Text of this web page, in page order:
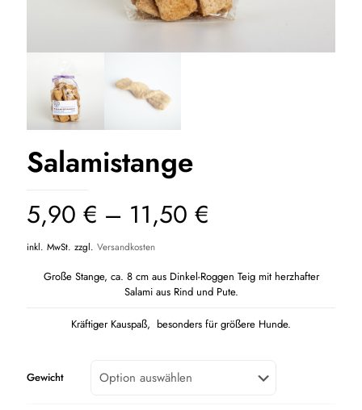
Salamistange
5,90 € – 11,50 €
inkl. MwSt. zzgl. Versandkosten
Große Stange, ca. 8 cm aus Dinkel-Roggen Teig mit herzhafter
Salami aus Rind und Pute.
Kräftiger Kauspaß, besonders für größere Hunde.
Gewicht